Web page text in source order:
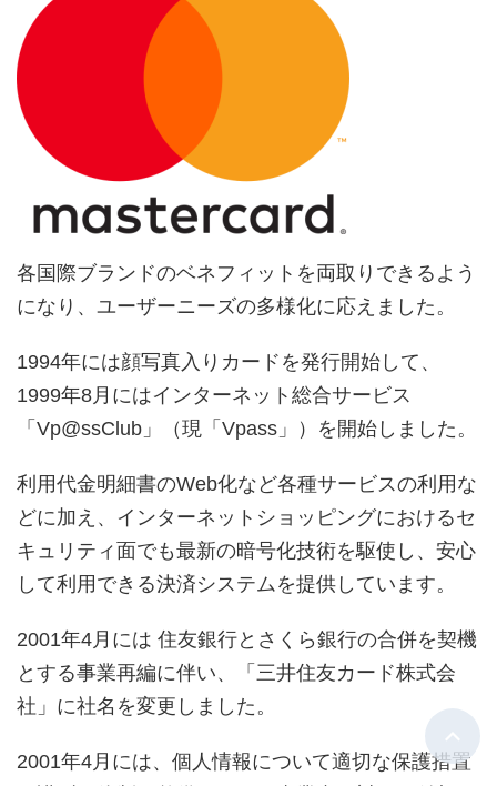
各国際ブランドのベネフィットを両取りできるよう
になり、ユーザーニーズの多様化に応えました。
1994年には顔写真入りカードを発行開始して、
1999年8月にはインターネット総合サービス
「Vp@ssClub」（現「Vpass」）を開始しました。
利用代金明細書のWeb化など各種サービスの利用な
どに加え、インターネットショッピングにおけるセ
キュリティ面でも最新の暗号化技術を駆使し、安心
して利用できる決済システムを提供しています。
2001年4月には 住友銀行とさくら銀行の合併を契機
とする事業再編に伴い、「三井住友カード株式会
社」に社名を変更しました。
2001年4月には、個人情報について適切な保護措置